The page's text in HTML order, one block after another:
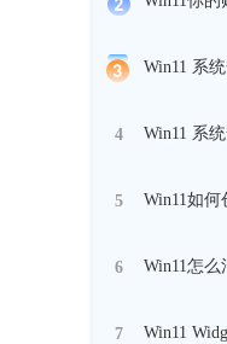
4
5 Win11如
6
7